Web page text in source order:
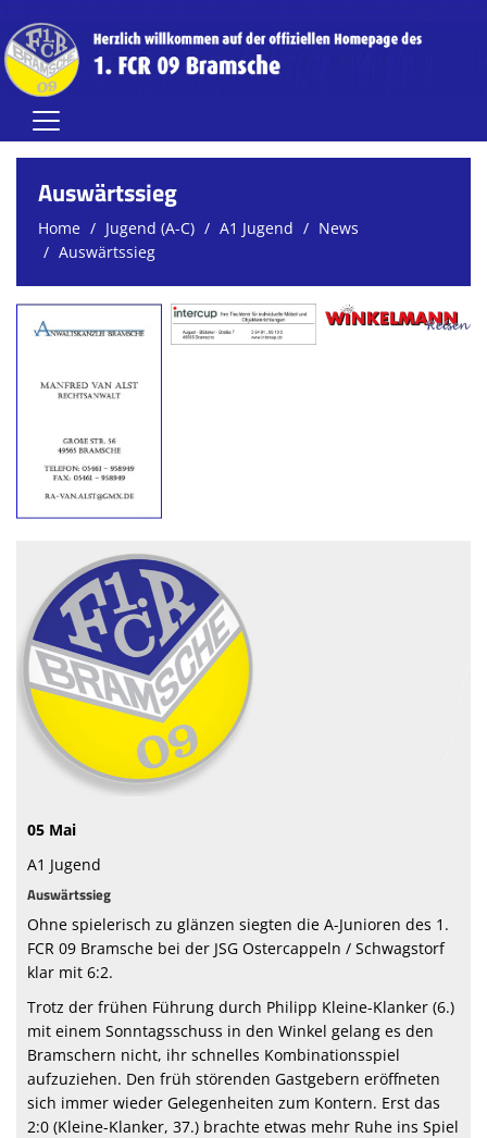
Home
Herren
Damen
Jugend (A-C)
Vereinsnews
Verein
FCR-Clubhaus
Vorstand & Mitarbeiter
Stadionzeitung
Spielstätten
Trainingszeiten
Auswärtssieg
Home Jugend (A-C) A1 Jugend
News
Auswärtssieg
05 Mai
A1 Jugend
Auswärtssieg
Ohne spielerisch zu glänzen siegten die A-Junioren des 1.
FCR 09 Bramsche bei der JSG Ostercappeln / Schwagstorf
klar mit 6:2.
Trotz der frühen Führung durch Philipp Kleine-Klanker (6.)
mit einem Sonntagsschuss in den Winkel gelang es den
Bramschern nicht, ihr schnelles Kombinationsspiel
aufzuziehen. Den früh störenden Gastgebern eröffneten
sich immer wieder Gelegenheiten zum Kontern. Erst das
2:0 (Kleine-Klanker, 37.) brachte etwas mehr Ruhe ins Spiel